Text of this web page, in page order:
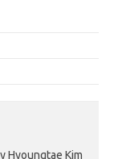
Hyoungtae Kim